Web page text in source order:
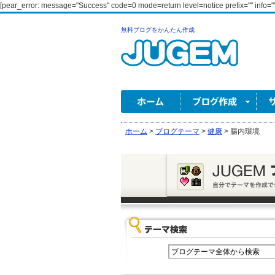
[pear_error: message="Success" code=0 mode=return level=notice prefix=""
無料ブログをかんたん作成
ホーム > ブログテーマ > 健康 > 腸内環境